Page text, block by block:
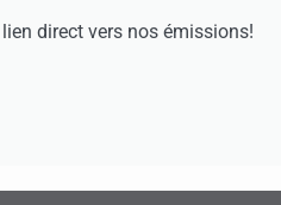
direct vers nos émissions!